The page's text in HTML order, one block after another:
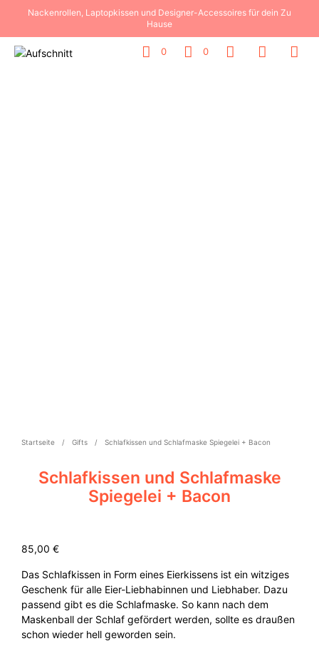
Nackenrollen, Laptopkissen und Designer-Accessoires für dein Zu
Hause
0 0
Startseite / Gifts / Schlafkissen und Schlafmaske Spiegelei + Bacon
Schlafkissen und Schlafmaske
Spiegelei + Bacon
85,00 €
Das Schlafkissen in Form eines Eierkissens ist ein witziges
Geschenk für alle Eier-Liebhabinnen und Liebhaber. Dazu
passend gibt es die Schlafmaske. So kann nach dem
Maskenball der Schlaf gefördert werden, sollte es draußen
schon wieder hell geworden sein.